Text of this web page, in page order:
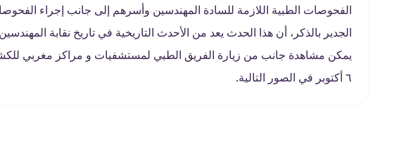
الفحوصات الطبية اللازمة للسادة المهندسين وأسرهم إلى جانب إجراء
الجدير بالذكر، أن هذا الحدث يعد من الأحدث التاريخية في تاريخ نقابة
يمكن مشاهدة جانب من زيارة الفريق الطبي لمستشفيات و مراكز مغربي
٦ أكتوبر في الصور التالية.